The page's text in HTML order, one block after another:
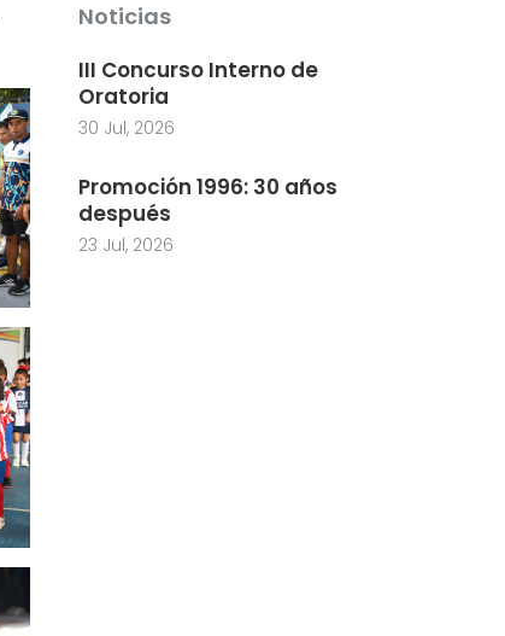
Noticias
III Concurso Interno de
Oratoria
30 Jul, 2026
Promoción 1996: 30 años
después
23 Jul, 2026